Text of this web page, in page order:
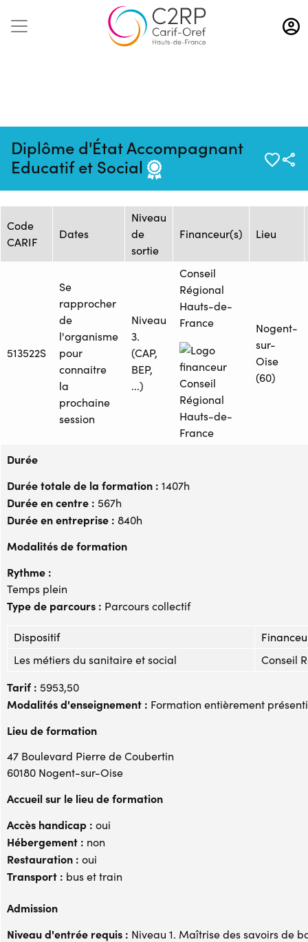
Aller
au
contenu
Diplôme d'État Accompagnant
Educatif et Social
26/01/2026
26248933F
OISE
Session de formation
Code
CARIF
Dates
Niveau
de
sortie
Financeur(s) Lieu
513522S
Se
rapprocher
de
l'organisme
pour
connaitre
la
prochaine
session
Niveau
3.
(CAP,
BEP,
...)
Conseil
Régional
Hauts-de-
France
Nogent-
sur-
Oise
(60)
Durée
Durée totale de la formation : 1407h
Durée en centre : 567h
Durée en entreprise : 840h
Modalités de formation
Rythme :
Temps plein
Type de parcours : Parcours collectif
Dispositif
Les métiers du sanitaire et social
Conseil
Tarif : 5953,50
Modalités d'enseignement : Formation entièrement
Lieu de formation
47 Boulevard Pierre de Coubertin
60180 Nogent-sur-Oise
Accueil sur le lieu de formation
Accès handicap : oui
Hébergement : non
Restauration : oui
Transport : bus et train
Admission
Niveau d'entrée requis : Niveau 1. Maîtrise des savoirs de